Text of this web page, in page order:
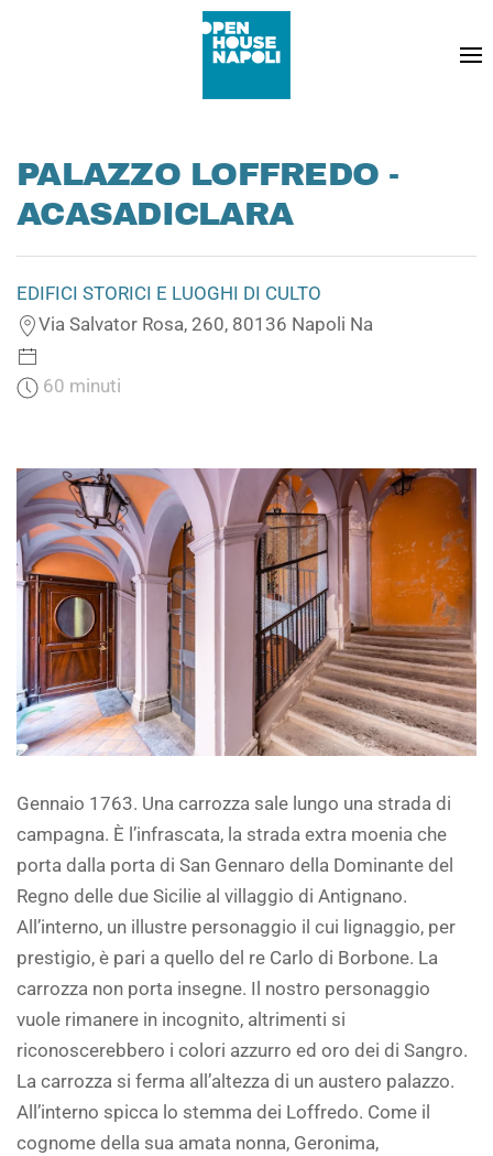
PALAZZO LOFFREDO -
ACASADICLARA
EDIFICI STORICI E LUOGHI DI CULTO
Via Salvator Rosa, 260, 80136 Napoli Na
60 minuti
Gennaio 1763. Una carrozza sale lungo una strada di
campagna. È l’infrascata, la strada extra moenia che
porta dalla porta di San Gennaro della Dominante del
Regno delle due Sicilie al villaggio di Antignano.
All’interno, un illustre personaggio il cui lignaggio, per
prestigio, è pari a quello del re Carlo di Borbone. La
carrozza non porta insegne. Il nostro personaggio
vuole rimanere in incognito, altrimenti si
riconoscerebbero i colori azzurro ed oro dei di Sangro.
La carrozza si ferma all’altezza di un austero palazzo.
All’interno spicca lo stemma dei Loffredo. Come il
cognome della sua amata nonna, Geronima,